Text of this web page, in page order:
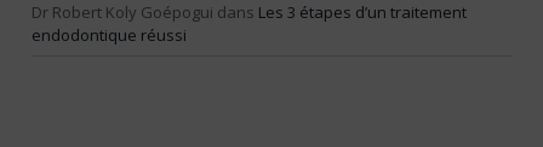
Dr Robert Koly Goépogui dans Les 3 étapes d’un traitement
endodontique réussi